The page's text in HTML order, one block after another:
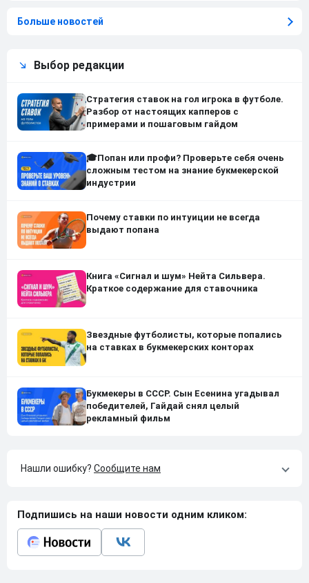
Больше новостей
Выбор редакции
Стратегия ставок на гол игрока в футболе.
Разбор от настоящих капперов с
примерами и пошаговым гайдом
🎓Попан или профи? Проверьте себя очень
сложным тестом на знание букмекерской
индустрии
Почему ставки по интуиции не всегда
выдают попана
Книга «Сигнал и шум» Нейта Сильвера.
Краткое содержание для ставочника
Звездные футболисты, которые попались
на ставках в букмекерских конторах
Букмекеры в СССР. Сын Есенина угадывал
победителей, Гайдай снял целый
рекламный фильм
Нашли ошибку? Сообщите нам
Подпишись на наши новости одним кликом: